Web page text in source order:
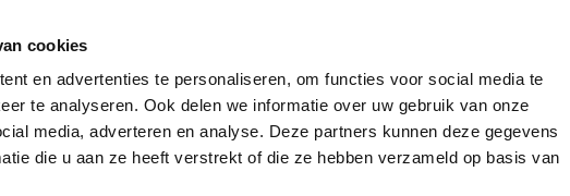
cookies
en advertenties te personaliseren, om functies voor social media te
te analyseren. Ook delen we informatie over uw gebruik van onze
media, adverteren en analyse. Deze partners kunnen deze gegevens
die u aan ze heeft verstrekt of die ze hebben verzameld op basis van
Vacatures